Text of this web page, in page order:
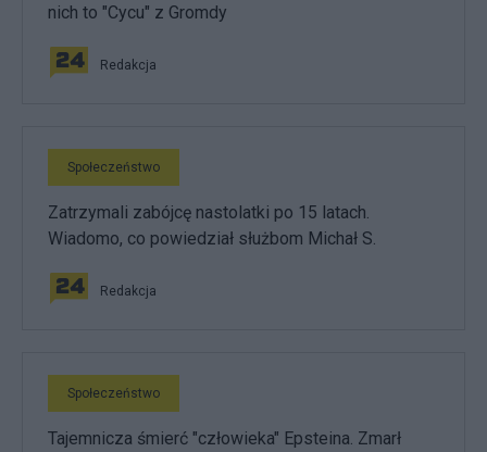
nich to "Cycu" z Gromdy
Redakcja
Społeczeństwo
Zatrzymali zabójcę nastolatki po 15 latach.
Wiadomo, co powiedział służbom Michał S.
Redakcja
Społeczeństwo
Tajemnicza śmierć "człowieka" Epsteina. Zmarł